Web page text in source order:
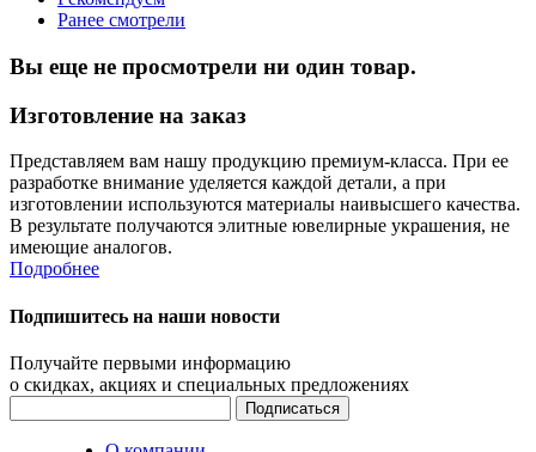
Ранее смотрели
Вы еще не просмотрели ни один товар.
Изготовление на заказ
Представляем вам нашу продукцию премиум-класса. При ее
разработке внимание уделяется каждой детали, а при
изготовлении используются материалы наивысшего качества.
В результате получаются элитные ювелирные украшения, не
имеющие аналогов.
Подробнее
Подпишитесь на наши новости
Получайте первыми информацию
о скидках, акциях и специальных предложениях